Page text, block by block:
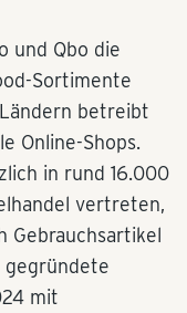
und Qbo die
Sortimente
betreibt
Online-Shops.
in rund 16.000
vertreten,
Gebrauchsartikel
gegründete
mit